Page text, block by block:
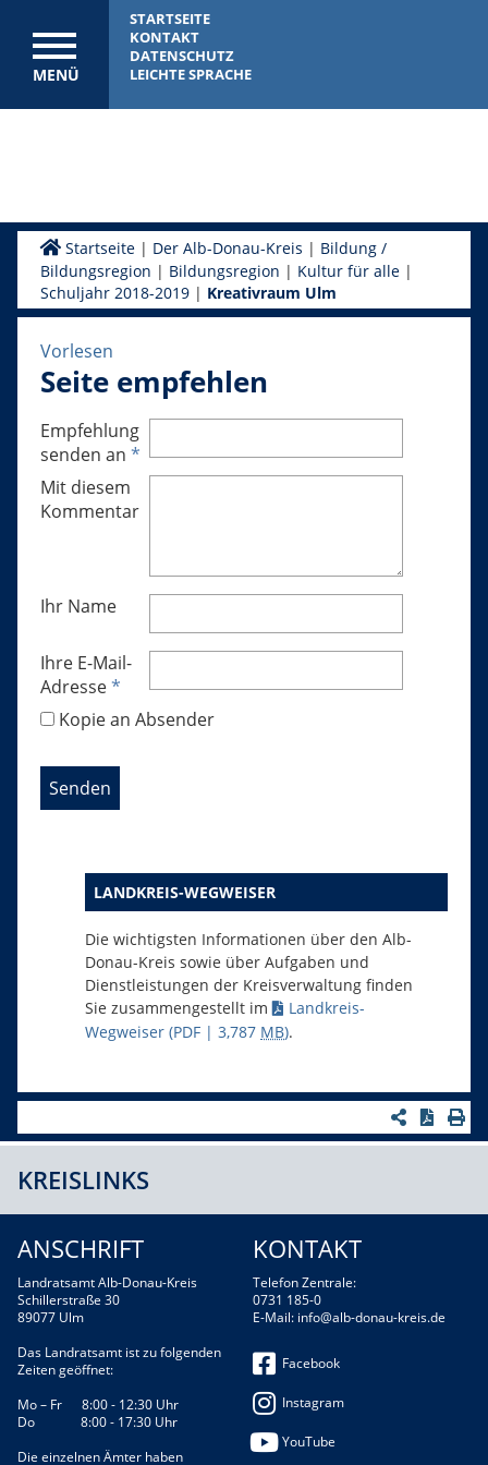
MENÜ
STARTSEITE
KONTAKT
DATENSCHUTZ
LEICHTE SPRACHE
Startseite| Der Alb-Donau-Kreis | Bildung /
Bildungsregion | Bildungsregion | Kultur für alle|
Schuljahr 2018-2019| Kreativraum Ulm
Vorlesen
Seite empfehlen
Empfehlung
senden an *
Mit diesem
Kommentar
Ihr Name
Ihre E-Mail-
Adresse*
Kopie an Absender
LANDKREIS-WEGWEISER
Die wichtigsten Informationen über den Alb-
Donau-Kreis sowie über Aufgaben und
Dienstleistungen der Kreisverwaltung finden
Sie zusammengestellt im
Landkreis-
Wegweiser (PDF | 3,787 MB).
KREISLINKS
ANSCHRIFT
Landratsamt Alb-Donau-Kreis
Schillerstraße 30
89077 Ulm
Das Landratsamt ist zu folgenden
Zeiten geöffnet:
Mo – Fr 8:00 - 12:30 Uhr
Do 8:00 - 17:30 Uhr
Die einzelnen Ämter haben
KONTAKT
Telefon Zentrale:
0731 185-0
E-Mail: info@alb-donau-kreis.de
Facebook
Instagram
YouTube